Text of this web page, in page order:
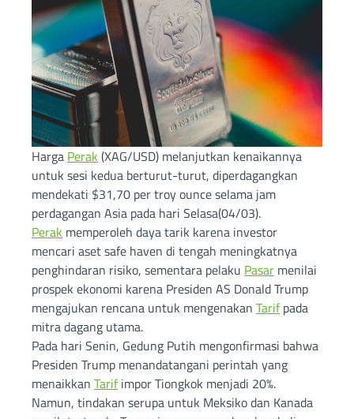
Harga Perak (XAG/USD) melanjutkan kenaikannya
untuk sesi kedua berturut-turut, diperdagangkan
mendekati $31,70 per troy ounce selama jam
perdagangan Asia pada hari Selasa(04/03).
Perak memperoleh daya tarik karena investor
mencari aset safe haven di tengah meningkatnya
penghindaran risiko, sementara pelaku Pasar menilai
prospek ekonomi karena Presiden AS Donald Trump
mengajukan rencana untuk mengenakan Tarifpada
mitra dagang utama.
Pada hari Senin, Gedung Putih mengonfirmasi bahwa
Presiden Trump menandatangani perintah yang
menaikkan Tarifimpor Tiongkok menjadi 20%.
Namun, tindakan serupa untuk Meksiko dan Kanada